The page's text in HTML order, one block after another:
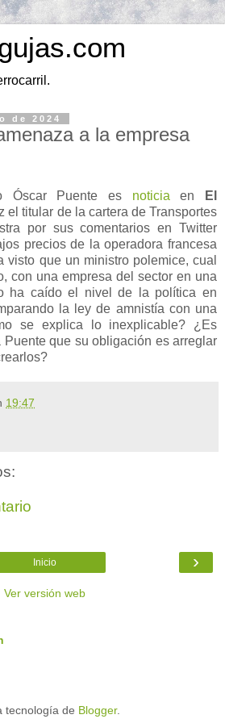
de 2024
a la empresa
Óscar Puente es noticia en
El
el titular de la cartera de Transportes
por sus comentarios en Twitter
precios de la operadora francesa
visto que un ministro polemice, cual
con una empresa del sector en una
ha caído el nivel de la política en
la ley de amnistía con una
se explica lo inexplicable? ¿Es
Puente que su obligación es arreglar
19:47
›
Inicio
Ver versión web
tecnología de Blogger.